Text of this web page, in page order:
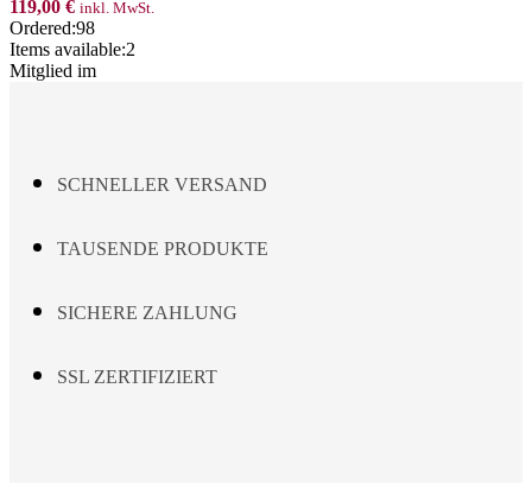
Gewahrsamszellen,
Psychiatrien
&
119,00 € inkl. MwSt.
Ordered:98
Items available:2
Mitglied im
SCHNELLER VERSAND
TAUSENDE PRODUKTE
SICHERE ZAHLUNG
SSL ZERTIFIZIERT